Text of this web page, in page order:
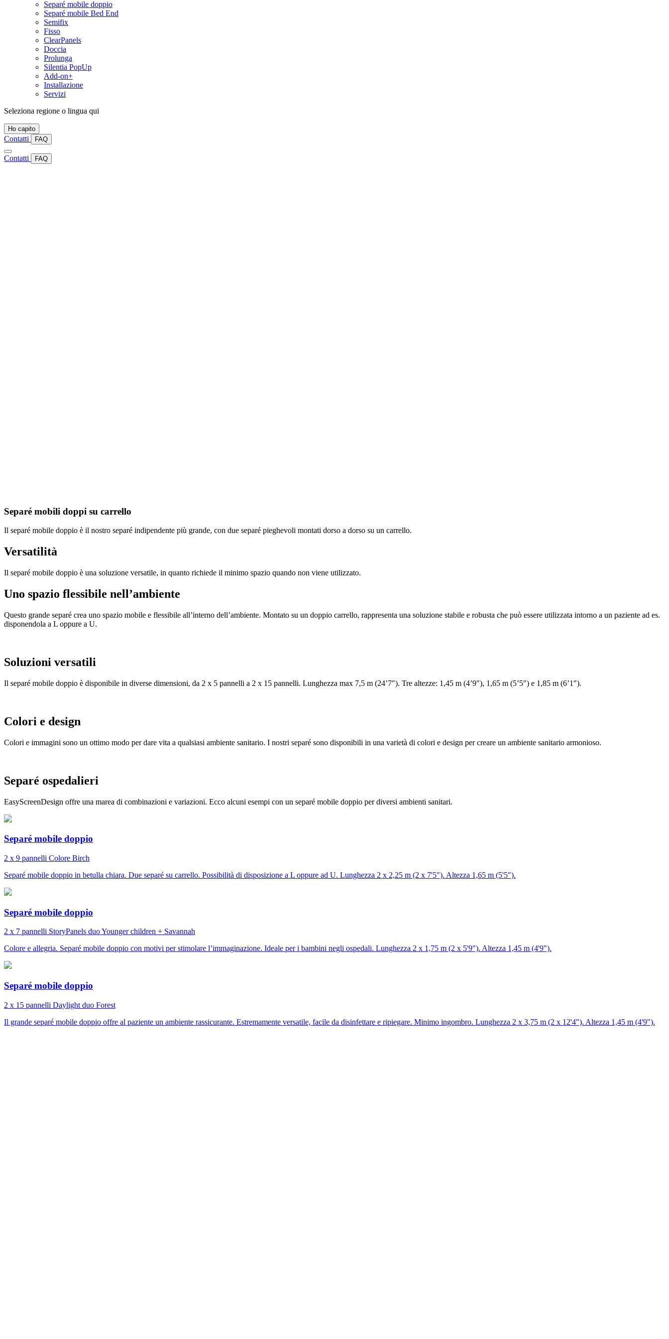
Separé mobile doppio
Separé mobile Bed End
Semifix
Fisso
ClearPanels
Doccia
Prolunga
Silentia PopUp
Add-on+
Installazione
Servizi
Seleziona regione o lingua qui
Ho capito
Contatti FAQ
Contatti FAQ
Separé mobili doppi su carrello
Il separé mobile doppio è il nostro separé indipendente più grande, con due separé pieghevoli montati dorso a dorso su un carrello.
Versatilità
Il separé mobile doppio è una soluzione versatile, in quanto richiede il minimo spazio quando non viene utilizzato.
Uno spazio flessibile nell’ambiente
Questo grande separé crea uno spazio mobile e flessibile all’interno dell’ambiente. Montato su un doppio carrello, rappresenta una soluzione stabile e robusta che può essere utilizzata intorno a un paziente ad es.
disponendola a L oppure a U.
Soluzioni versatili
Il separé mobile doppio è disponibile in diverse dimensioni, da 2 x 5 pannelli a 2 x 15 pannelli. Lunghezza max 7,5 m (24’7″). Tre altezze: 1,45 m (4’9″), 1,65 m (5’5″) e 1,85 m (6’1″).
Colori e design
Colori e immagini sono un ottimo modo per dare vita a qualsiasi ambiente sanitario. I nostri separé sono disponibili in una varietà di colori e design per creare un ambiente sanitario armonioso.
Separé ospedalieri
EasyScreenDesign offre una marea di combinazioni e variazioni. Ecco alcuni esempi con un separé mobile doppio per diversi ambienti sanitari.
Separé mobile doppio
2 x 9 pannelli Colore Birch
Separé mobile doppio in betulla chiara. Due separé su carrello. Possibilità di disposizione a L oppure ad U. Lunghezza 2 x 2,25 m (2 x 7'5"). Altezza 1,65 m (5'5").
Separé mobile doppio
2 x 7 pannelli StoryPanels duoYounger children + Savannah
Colore e allegria. Separé mobile doppio con motivi per stimolare l’immaginazione. Ideale per i bambini negli ospedali. Lunghezza 2 x 1,75 m (2 x 5'9"). Altezza 1,45 m (4'9").
Separé mobile doppio
2 x 15 pannelli Daylight duo Forest
Il grande separé mobile doppio offre al paziente un ambiente rassicurante. Estremamente versatile, facile da disinfettare e ripiegare. Minimo ingombro. Lunghezza 2 x 3,75 m (2 x 12'4"). Altezza 1,45 m (4'9").